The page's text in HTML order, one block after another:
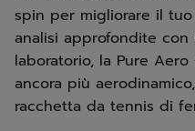
spin per migliorare il
analisi approfondite
laboratorio, la Pure
ancora più
racchetta da tennis di